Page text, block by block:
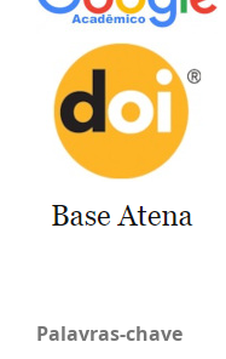
Palavras-chave